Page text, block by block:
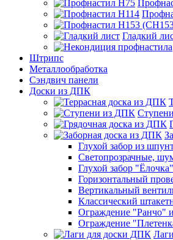
Гладкий
Штрипс
Металлообработка
Сэндвич панели
Доски из ДПК
Глухой забор из
Светопрозрачные,
Глухой забор
Горизонтальный
Вертикальный
Классический
Ограждение "Ранчо"
Ограждение